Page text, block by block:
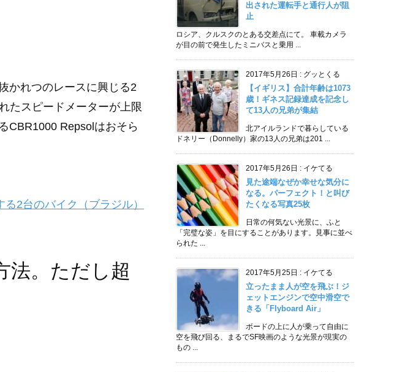
かれつのレースに興じる2
たスピードメーターが上限
CBR1000 Repsolはおそら
2台のバイク（ブラジル）
法。ただし超
出された運転手と通行人が阻
止
ロシア、クルスクのとある交差点にて。 車載カメラ
が目の前で発生したミニバスと乗用 ...
2017年5月26日 : グッとくる
【イギリス】合計年齢は1073
歳！ギネス記録達成を記念し
て13人の兄弟が集結
北アイルランドで暮らしている
ドネリー（Donnelly）家の13人の兄弟は201 ...
2017年5月26日 : イケてる
見た途端なぜか幸せな気分に
なる。パーフェクト！と叫び
たくなる写真25枚
日常の何気ない光景に、ふと
「完璧な姿」を目にすることがあります。見事に並べ
られた ...
2017年5月25日 : イケてる
立ったまま人が空を飛ぶ！ジ
ェットエンジンで空中滑空で
きる「Flyboard Air」
ボードの上に人が乗って自由に
空を飛び回る、まるでSF映画のような光景が現実の
もの ...